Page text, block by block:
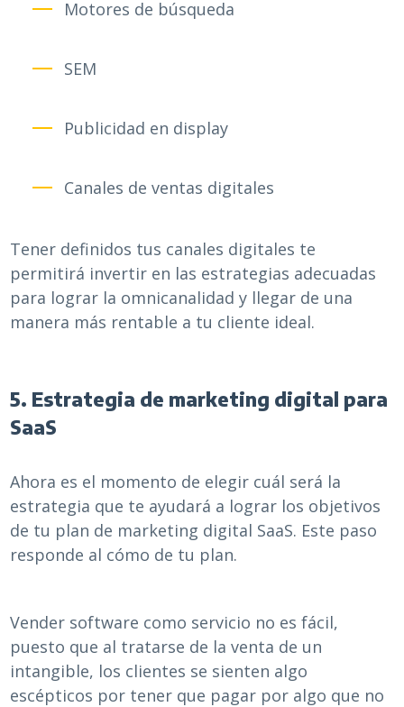
Motores de búsqueda
SEM
Publicidad en display
Canales de ventas digitales
Tener definidos tus canales digitales te
permitirá invertir en las estrategias adecuadas
para lograr la omnicanalidad y llegar de una
manera más rentable a tu cliente ideal.
5. Estrategia de marketing digital para
SaaS
Ahora es el momento de elegir cuál será la
estrategia que te ayudará a lograr los objetivos
de tu plan de marketing digital SaaS. Este paso
responde al cómo de tu plan.
Vender software como servicio no es fácil,
puesto que al tratarse de la venta de un
intangible, los clientes se sienten algo
escépticos por tener que pagar por algo que no